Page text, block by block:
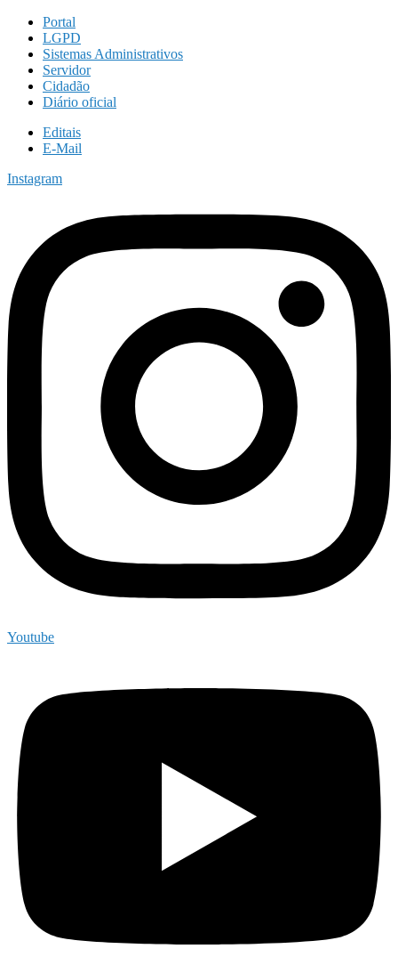
Portal
LGPD
Sistemas Administrativos
Servidor
Cidadão
Diário oficial
Editais
E-Mail
Instagram
Youtube